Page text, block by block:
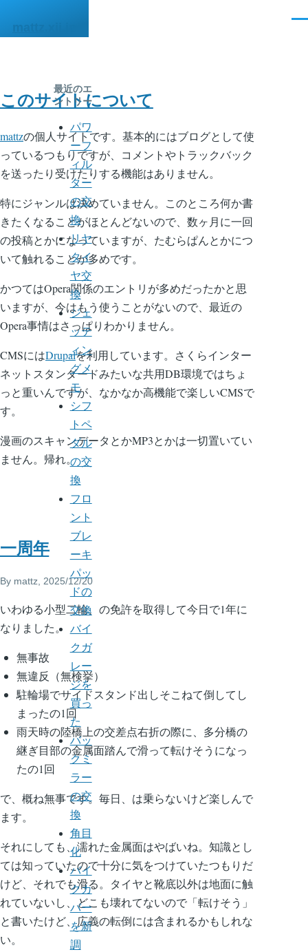
mattz.xii.jp
このサイトについて
mattzの個人サイトです。基本的にはブログとして使
っているつもりですが、コメントやトラックバック
を送ったり受けたりする機能はありません。
特にジャンルは決めていません。このところ何か書
きたくなることがほとんどないので、数ヶ月に一回
の投稿とかになっていますが、たむらぱんとかにつ
いて触れることが多めです。
かつてはOpera関係のエントリが多めだったかと思
いますが、今はもう使うことがないので、最近の
Opera事情はさっぱりわかりません。
CMSにはDrupalを利用しています。さくらインター
ネットスタンダードみたいな共用DB環境ではちょ
っと重いんですが、なかなか高機能で楽しいCMSで
す。
漫画のスキャンデータとかMP3とかは一切置いてい
ません。帰れ。
一周年
By mattz , 2025/12/20
いわゆる小型二輪、の免許を取得して今日で1年に
なりました。
無事故
無違反（無検挙）
駐輪場でサイドスタンド出しそこねて倒してし
まったの1回
雨天時の陸橋上の交差点右折の際に、多分橋の
継ぎ目部の金属面踏んで滑って転けそうになっ
たの1回
で、概ね無事です。毎日、は乗らないけど楽しんで
ます。
それにしても、濡れた金属面はやばいね。知識とし
ては知っていたので十分に気をつけていたつもりだ
けど、それでも滑る。タイヤと靴底以外は地面に触
れていないし、どこも壊れてないので「転けそう」
と書いたけど、広義の転倒には含まれるかもしれな
い。
最近のエ
ントリー
パワ
ーフ
ィル
ター
の交
換
リヤ
タイ
ヤ交
換
ジェ
ッテ
ィン
グメ
モ
シフ
トペ
ダル
の交
換
フロ
ント
ブレ
ーキ
パッ
ドの
交換
バイ
クガ
レー
ジを
買っ
た
バッ
クミ
ラー
の交
換
角目
化
バイ
クカ
バー
を新
調